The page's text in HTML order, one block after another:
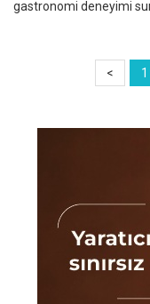
gastronomi deneyimi
< 1